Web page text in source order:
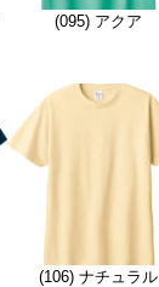
(095) アクア
(106) ナチュラル